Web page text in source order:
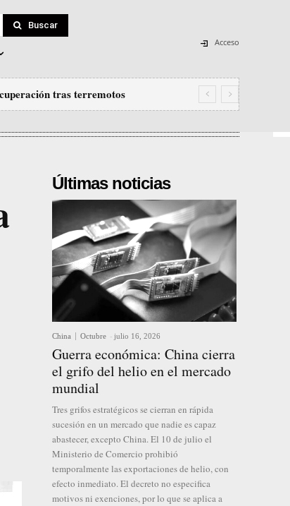
Buscar
Acceso
tras terremotos
Últimas noticias
China Octubre - julio 16, 2026
Guerra económica: China cierra
el grifo del helio en el mercado
mundial
Tres grifos estratégicos se cierran en rápida
sucesión en un mercado que nadie es capaz
abastecer, excepto China. El 10 de julio el
Ministerio de Comercio prohibió
temporalmente las exportaciones de helio, con
efecto inmediato. El decreto no especifica
motivos ni exenciones, por lo que se aplica a